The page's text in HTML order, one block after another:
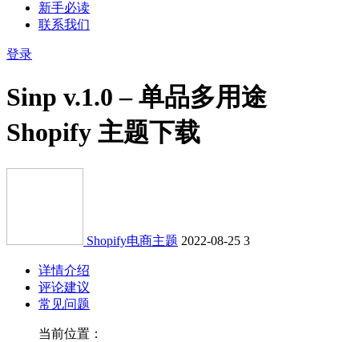
新手必读
联系我们
登录
Sinp v.1.0 – 单品多用途
Shopify 主题下载
Shopify电商主题 2022-08-25 3
详情介绍
评论建议
常见问题
当前位置：